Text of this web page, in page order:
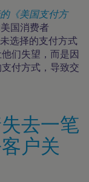
《美国支付方
国消费者
选择的支付方式
们失望，而是因
付方式，导致交
去一笔
户关